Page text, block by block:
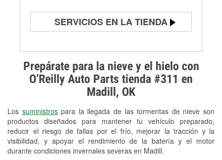
Prepárate para la nieve y el hielo con
O’Reilly Auto Parts tienda #311 en
Madill, OK
Los suministrospara la llegada de las tormentas de nieve son
productos diseñados para mantener tu vehículo preparado,
reducir el riesgo de fallas por el frío, mejorar la tracción y la
visibilidad, y apoyar el rendimiento de la batería y el motor
durante condiciones invernales severas en Madill.
SERVICIOS EN LA TIENDA
Prueba de alternadores y
arrancadores
Revisión de la luz "Check Engine"
Reciclaje de baterías y aceite
Instalación de bombillas de faros
Instalación de limpiaparabrisas